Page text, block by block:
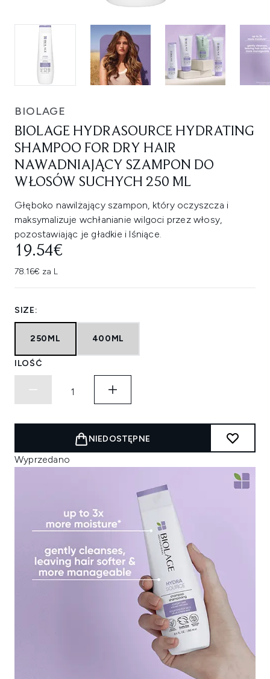
BIOLAGE
BIOLAGE HYDRASOURCE HYDRATING
SHAMPOO FOR DRY HAIR
NAWADNIAJĄCY SZAMPON DO
WŁOSÓW SUCHYCH 250 ML
Głęboko nawilżający szampon, który oczyszcza i
maksymalizuje wchłanianie wilgoci przez włosy,
pozostawiając je gładkie i lśniące.
19.54€
78.16€ za L
SIZE:
250ML 400ML
ILOŚĆ
NIEDOSTĘPNE
Wyprzedano